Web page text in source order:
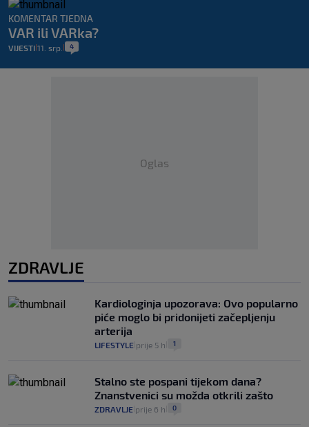
KOMENTAR TJEDNA
VAR ili VARka?
VIJESTI 11. srp. 4
Oglas
ZDRAVLJE
Kardiologinja upozorava: Ovo popularno
piće moglo bi pridonijeti začepljenju
arterija
LIFESTYLE prije 5 h 1
Stalno ste pospani tijekom dana?
Znanstvenici su možda otkrili zašto
ZDRAVLJE prije 6 h 0